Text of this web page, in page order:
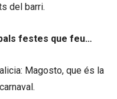
del barri.
festes que feu…
Magosto, que és la